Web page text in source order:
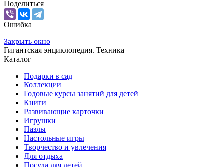
Поделиться
Ошибка
Закрыть окно
Гигантская энциклопедия. Техника
Каталог
Подарки в сад
Коллекции
Годовые курсы занятий для детей
Книги
Развивающие карточки
Игрушки
Пазлы
Настольные игры
Творчество и увлечения
Для отдыха
Посуда для детей